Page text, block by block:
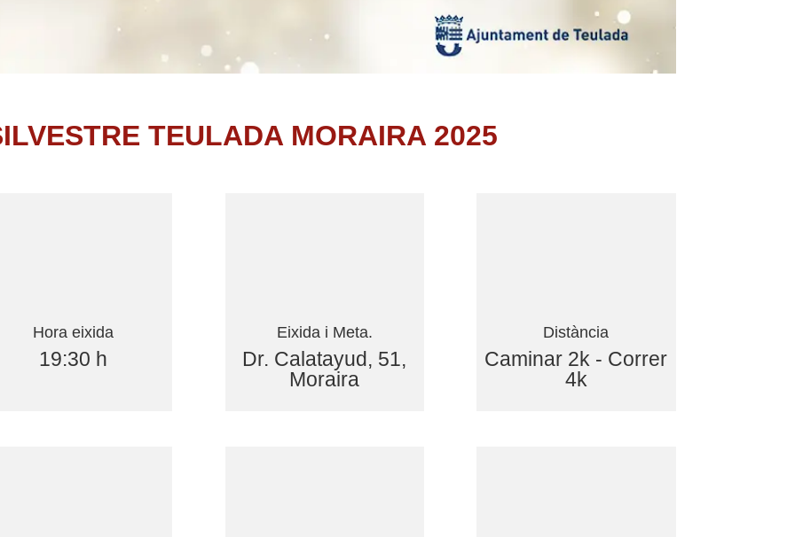
TEULADA MORAIRA 2025
Hora eixida
19:30 h
Eixida i Meta.
Dr. Calatayud, 51,
Moraira
Distància
Caminar 2k - Correr
4k